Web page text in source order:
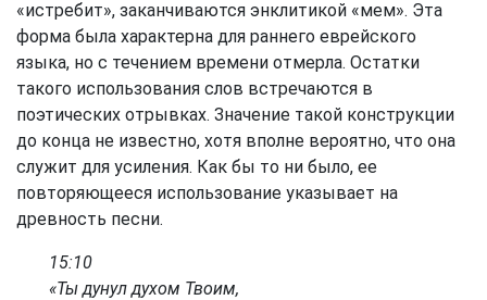
«истребит», заканчиваются энклитикой «мем». Эта
форма была характерна для раннего еврейского
языка, но с течением времени отмерла. Остатки
такого использования слов встречаются в
поэтических отрывках. Значение такой конструкции
до конца не известно, хотя вполне вероятно, что она
служит для усиления. Как бы то ни было, ее
повторяющееся использование указывает на
древность песни.
15:10
«Ты дунул духом Твоим,